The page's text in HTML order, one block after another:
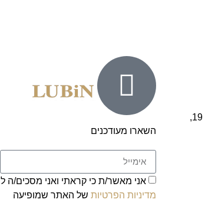
השארו מעודכנים
אני מאשר/ת כי קראתי ואני מסכים/ה ל
מדיניות הפרטיות של האתר שמופיעה